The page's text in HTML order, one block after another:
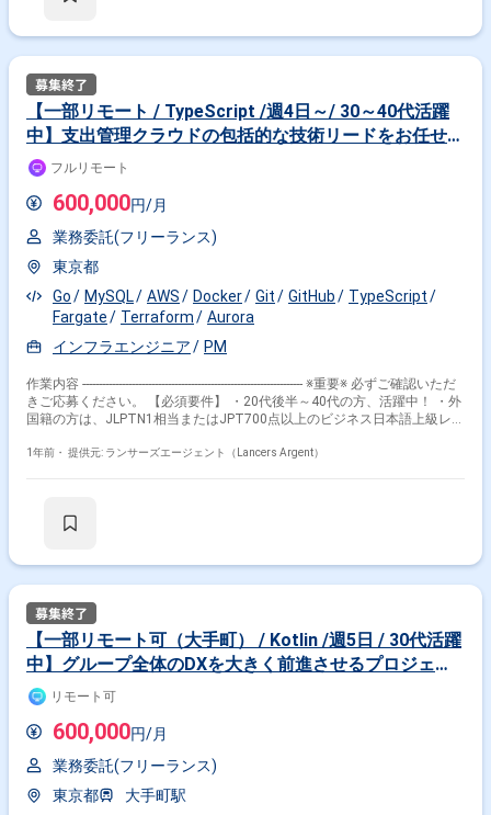
す。 人事評価や研修履歴、eラーニング、適性検査など、人事に関するさ
まざまなサービスと連携し 人事サービスのプラットフォーマーとして企業
の人事課題を解決していくことを目指しています。 近年、政府による「働
き方改革」の推進によって企業の生産性向上に注目が集まり 人事業務をIT
目されています。 【業務内容】 ・スクラムでの新規機能の開発 ・運用、
【開発環境】 開発言語：Go, JavaScript, TypeScript フレームワーク：Gin,
Buffers, Storybook, Figma, GitLab, GitLab CI, GitHub Copilot 構成管理：
Terraform インフラ環境：AWS (EC2, RDS, S3, CloudFront, Step
Functions, ECS, Fargate, ECR, SystemManager, EventBrigte,
GlobalAccelerator...), Auth0, SendGrid 監視, モニタリング, 運用ツール：
AWS CloudWatch 社内ツール：Confluence, JIRA, Slack, Zoom その他：
Yarn, webpack, Jotai, TanstackQuery, React Hooks, gRPC 【働き方】 稼
働開始：1月1日～ ※初回は1ヶ月契約、以降3カ月更新想定 稼働日数：週5
【一部リモート / TypeScript /週4日～/ 30～40代活躍
中】支出管理クラウドの包括的な技術リードをお任せし
ます！フルリモート
600,000円/月
業務委託(フリーランス)
東京都
Go
MySQL AWS Docker Git GitHub
TypeScript
Fargate
Terraform
Aurora
インフラエンジニア
PM
作業内容 ------------------------------------------------------------------- ※重要※ 必ずご確認いただ
きご応募ください。 【必須要件】 ・20代後半～40代の方、活躍中！ ・外
国籍の方は、JLPTN1相当またはJPT700点以上のビジネス日本語上級レベ
------------------------------------------------------------------- 【企業】 IT技術を活用して法人向け
し、顧客の購買行動分析など高度なサービスでこれにより、幅広いクライ
ム設計 詳細設計・実装 ・DDDを取り入れた設計指針の下でのアプリケー
ション実装 ・既存機能の再設計・リファクタリングによる技術的負債の解
消 プロジェクトマネジメント ・大規模開発の進捗管理 ・外部の協力会社
とのリソース調整 ・社内のステークホルダーとの調整業務 開発生産性の
ペアプログラミングによるコード品質の向上、知識共有 【開発環境】 バ
ド:RubyonRails/Unicorn/Nginx/PostgreSQL/Redis,Docker/Elasticsearch
components/Storybook/Webpack インフ
ラ:AWS(EC2/RDS/ElastiCache/S3/ElasticsearchService/Lambda/
など)/Ansible/Datadog/CircleCI/EngineYard その他主要なツー
1年前・ 提供元: ランサーズエージェント（Lancers Argent）
【一部リモート可（大手町） / Kotlin /週5日 / 30代活躍
中】グループ全体のDXを大きく前進させるプロジェク
ト
リモート可
600,000円/月
業務委託(フリーランス)
東京都
大手町駅
職種で絞り込む
Go × バックエンドエンジニア
業界で絞り込む
Go × 在宅・リモート